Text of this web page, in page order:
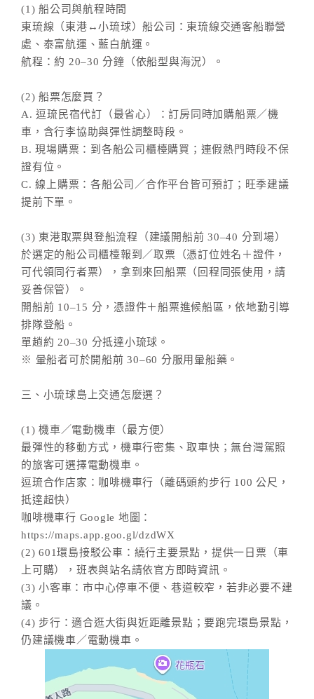
(1) 船公司與航程時間
東琉線（東港↔小琉球）船公司：東琉線交通客船聯營
處、泰富航運、藍白航運。
航程：約 20–30 分鐘（依船型與海況）。
(2) 船票怎麼買？
A. 逗琉民宿代訂（最省心）：訂房同時加購船票／機
車，含行李協助與彈性調整時段。
B. 現場購票：到各船公司櫃檯購買；連假熱門時段不保
證有位。
C. 線上購票：各船公司／合作平台皆可預訂；旺季建議
提前下單。
(3) 東港取票與登船流程（建議開船前 30–40 分到場）
於選定的船公司櫃檯報到／取票（憑訂位姓名＋證件，
可代領同行者票），拿到來回船票（回程同張使用，請
妥善保管）。
開船前 10–15 分，憑證件＋船票進候船區，依地勤引導
排隊登船。
單趟約 20–30 分抵達小琉球。
※ 暈船者可於開船前 30–60 分服用暈船藥。
三、小琉球島上交通怎麼選？
(1) 機車／電動機車（最方便）
最彈性的移動方式，機車行密集、取車快；無台灣駕照
的旅客可選擇電動機車。
逗琉合作店家：咖啡機車行（離碼頭約步行 100 公尺，
抵達超快）
咖啡機車行 Google 地圖：
https://maps.app.goo.gl/dzdWX
(2) 601環島接駁公車：繞行主要景點，提供一日票（車
上可購），班表與站名請依官方即時資訊。
(3) 小客車：市中心停車不便、巷道較窄，若非必要不建
議。
(4) 步行：適合逛大街與近距離景點；要跑完環島景點，
仍建議機車／電動機車。